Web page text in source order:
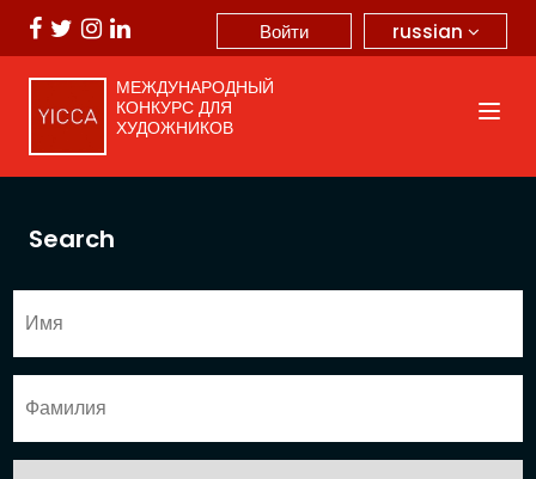
russian
Войти
МЕЖДУНАРОДНЫЙ
КОНКУРС ДЛЯ
ХУДОЖНИКОВ
Search